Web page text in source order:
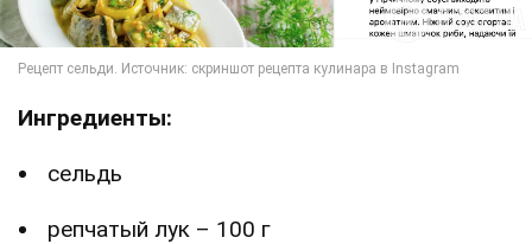
Ингредиенты:
сельдь
репчатый лук – 100 г